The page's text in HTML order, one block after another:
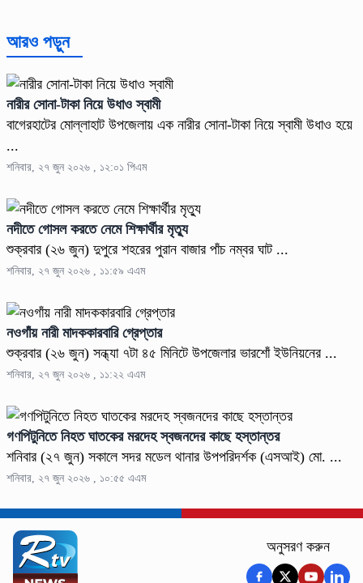
আরও পড়ুন
নারীর সোনা-টাকা নিয়ে উধাও স্বামী
বাগেরহাটের মোল্লাহাট উপজেলায় এক নারীর সোনা-টাকা নিয়ে স্বামী উধাও হয়ে
...
শনিবার, ২৭ জুন ২০২৬ , ১২:০১ পিএম
নদীতে গোসল করতে নেমে শিক্ষার্থীর মৃত্যু
শুক্রবার (২৬ জুন) দুপুরে শহরের পুরান বাজার পাঁচ নম্বর ঘাট ...
শনিবার, ২৭ জুন ২০২৬ , ১১:৫৯ এএম
নওগাঁয় নারী মাদককারবারি গ্রেপ্তার
শুক্রবার (২৬ জুন) সন্ধ্যা ৭টা ৪৫ মিনিটে উপজেলার ভারশোঁ ইউনিয়নের ...
শনিবার, ২৭ জুন ২০২৬ , ১১:২২ এএম
গণপিটুনিতে নিহত ঘাতকের মরদেহ স্বজনদের কাছে হস্তান্তর
শনিবার (২৭ জুন) সকালে সদর মডেল থানার উপপরিদর্শক (এসআই) মো. ...
শনিবার, ২৭ জুন ২০২৬ , ১০:৫৫ এএম
অনুসরণ করুন